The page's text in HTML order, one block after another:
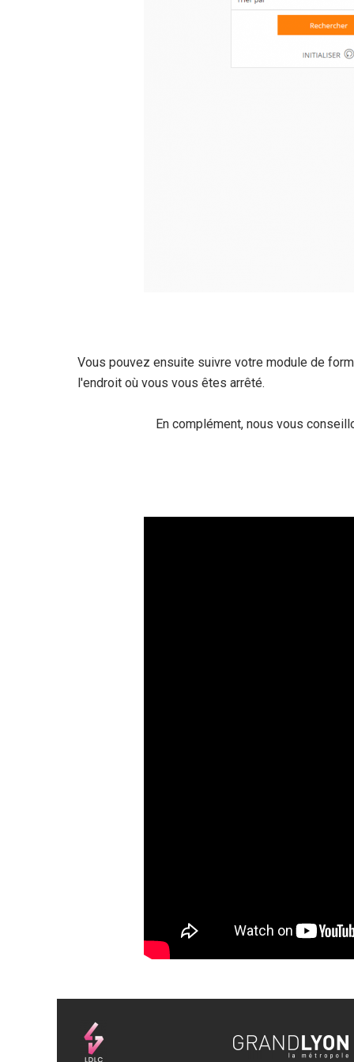
Vous pouvez ensuite suivre votre module de
l'endroit où vous vous êtes arrêté.
En complément, nous vous